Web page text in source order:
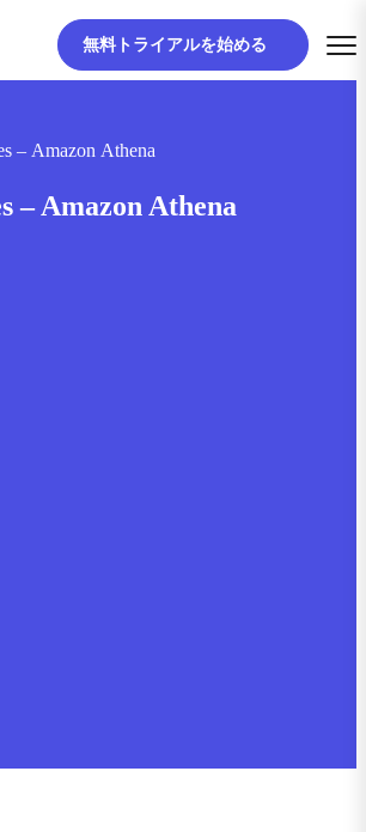
無料トライアルを始める
– Amazon Athena
– Amazon Athena